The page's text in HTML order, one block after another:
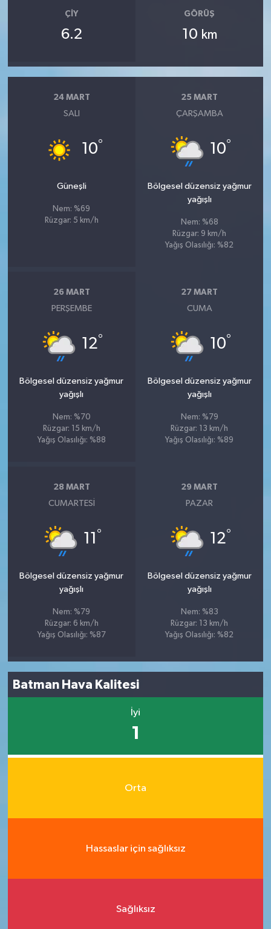
ÇIY
6.2
GÖRÜŞ
10 km
24 MART
SALI
10°
Güneşli
Nem: %69
Rüzgar: 5 km/h
25 MART
ÇARŞAMBA
10°
Bölgesel düzensiz yağmur
yağışlı
Nem: %68
Rüzgar: 9 km/h
Yağış Olasılığı: %82
26 MART
PERŞEMBE
12°
Bölgesel düzensiz yağmur
yağışlı
Nem: %70
Rüzgar: 15 km/h
Yağış Olasılığı: %88
27 MART
CUMA
10°
Bölgesel düzensiz yağmur
yağışlı
Nem: %79
Rüzgar: 13 km/h
Yağış Olasılığı: %89
28 MART
CUMARTESI
11 °
Bölgesel düzensiz yağmur
yağışlı
Nem: %79
Rüzgar: 6 km/h
Yağış Olasılığı: %87
29 MART
PAZAR
12°
Bölgesel düzensiz yağmur
yağışlı
Nem: %83
Rüzgar: 13 km/h
Yağış Olasılığı: %82
Batman Hava Kalitesi
İyi
1
Orta
Hassaslar için sağlıksız
Sağlıksız